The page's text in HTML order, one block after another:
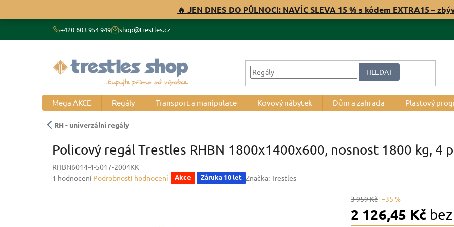
🔥 JEN DNES DO PŮLNOCI: NAVÍC SLEVA 15 % s kódem EXTRA15 –
+420 603 954 949 shop@trestles.cz
HLEDAT
Mega AKCE Regály Transport a manipulace Kovový nábytek Dům a zahrada Plastový
RH - univerzální regály
Policový regál Trestles RHBN 1800x1400x600, nosnost 1800 kg, 4
RHBN6014-4-5017-2004KK
Průměrné
1 hodnocení Podrobnosti hodnocení Akce Záruka 10 let Značka:Trestles
3 959 Kč –35 %
2 126,45 Kč